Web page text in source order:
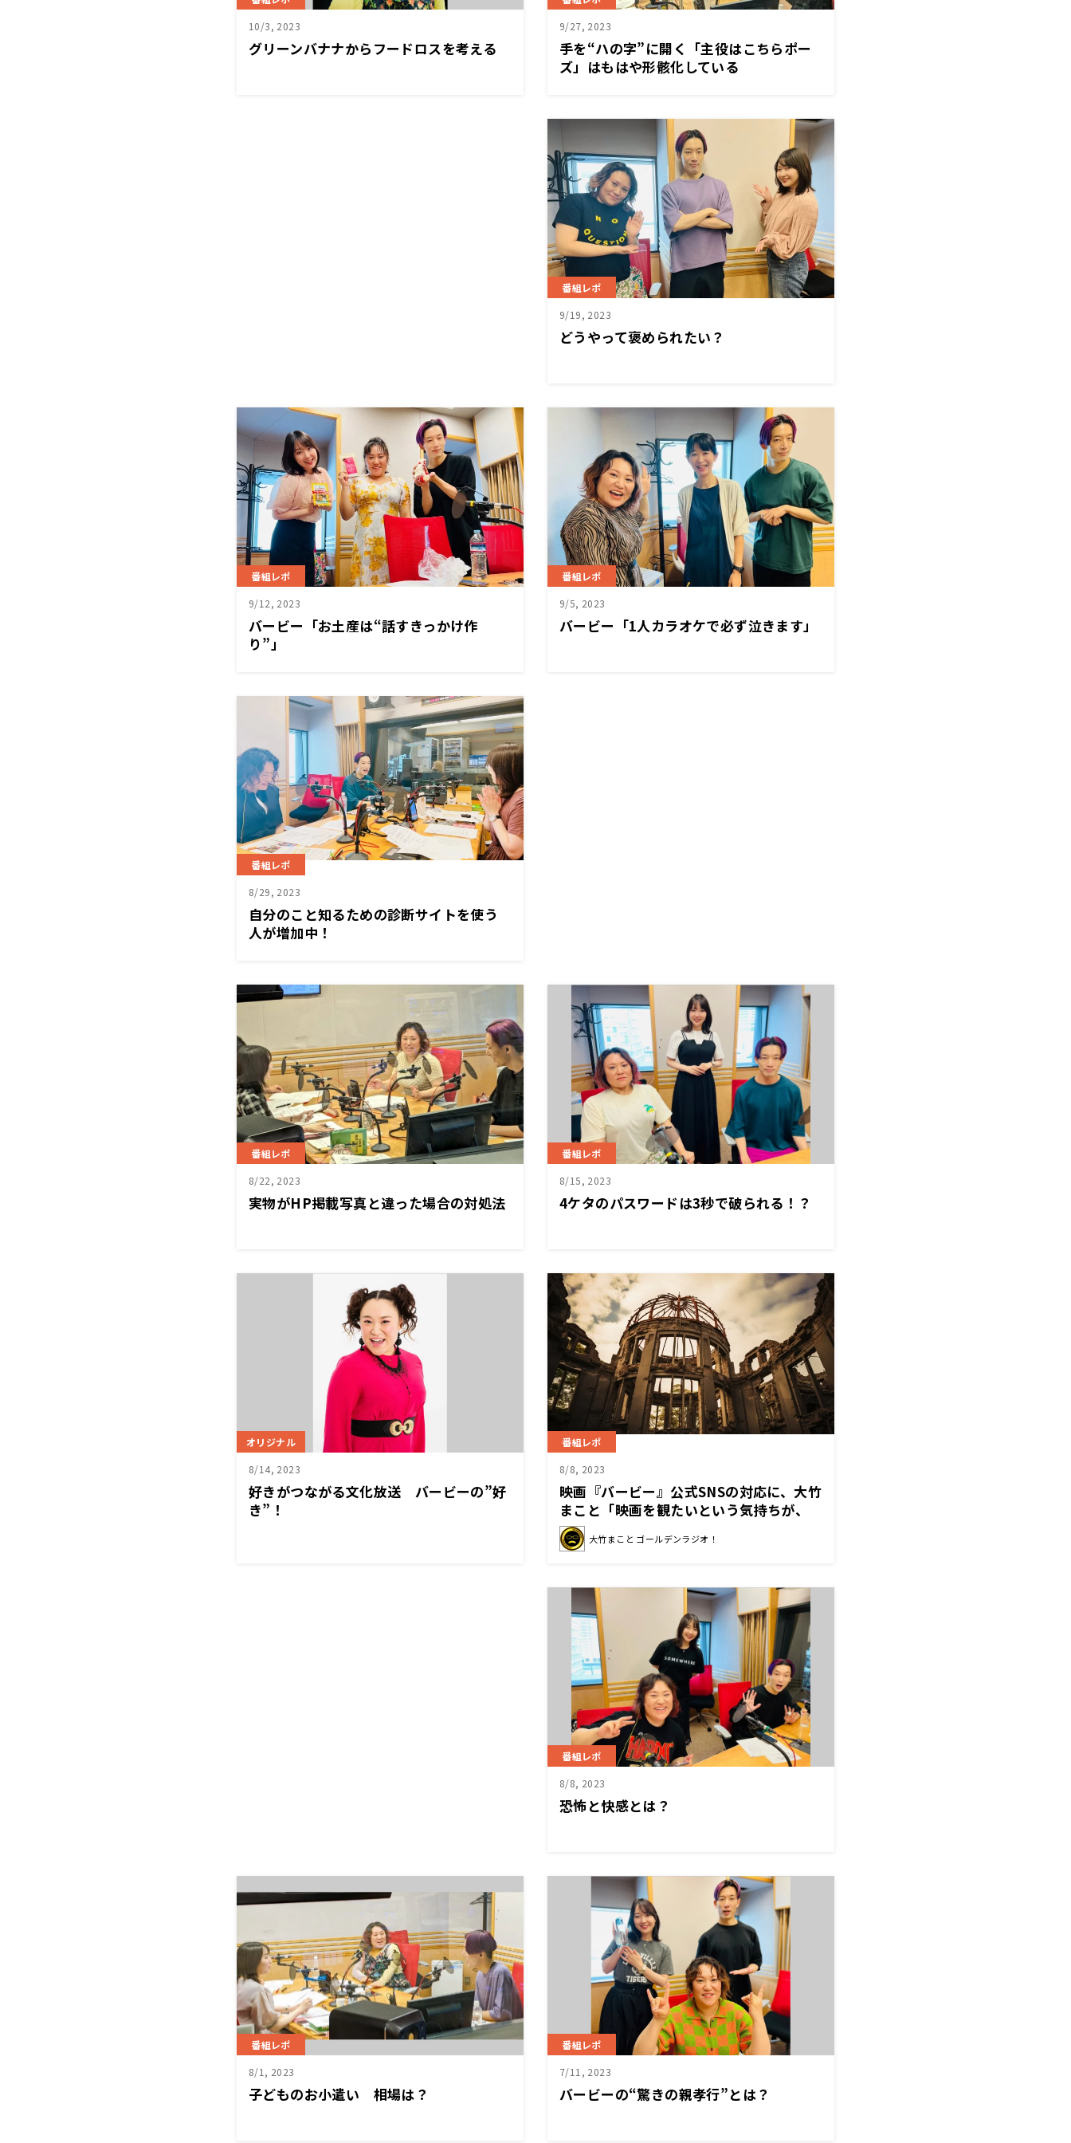
10/3, 2023
グリーンバナナからフードロスを考える
9/27, 2023
手を“ハの字”に開く「主役はこちらポー
ズ」はもはや形骸化している
番組レポ
9/19, 2023
どうやって褒められたい？
番組レポ
9/12, 2023
バービー「お土産は“話すきっかけ作
り”」
番組レポ
9/5, 2023
バービー「1人カラオケで必ず泣きます」
番組レポ
8/29, 2023
自分のこと知るための診断サイトを使う
人が増加中！
番組レポ
8/22, 2023
実物がHP掲載写真と違った場合の対処法
番組レポ
8/15, 2023
4ケタのパスワードは3秒で破られる！？
オリジナル
8/14, 2023
好きがつながる文化放送 バービーの”好
き”！
番組レポ
8/8, 2023
映画『バービー』公式SNSの対応に、大竹
まこと「映画を観たいという気持ちが、
何かに阻害されるのは嫌だなあ」
大竹まこと ゴールデンラジオ！
番組レポ
8/8, 2023
恐怖と快感とは？
番組レポ
8/1, 2023
子どものお小遣い 相場は？
番組レポ
7/11, 2023
バービーの“驚きの親孝行”とは？